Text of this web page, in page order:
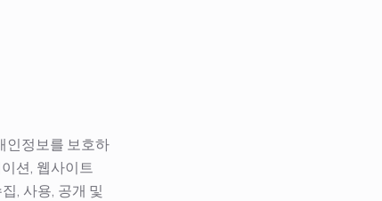
인정보를 보호하
션, 웹사이트
, 사용, 공개 및